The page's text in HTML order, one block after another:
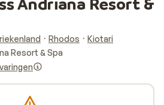
Rhodos
Kiotari
Resort & Spa